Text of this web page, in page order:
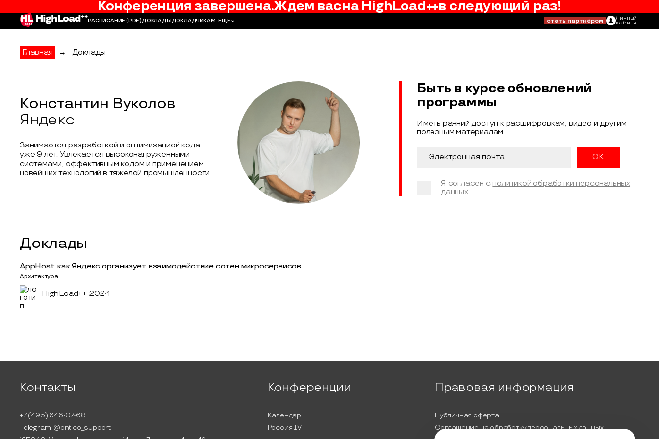
Конференция завершена.Ждем васна HighLoad++в следующий раз!
РАСПИСАНИЕ(PDF)ДОКЛАДЫ ДОКЛАДЧИКАМ ЕЩЁ стать партнёром Личный
кабинет
Главная → Доклады
Константин Вуколов
Яндекс
Занимается разработкой и оптимизацией кода
уже 9 лет. Увлекается высоконагруженными
системами, эффективным кодом и применением
новейших технологий в тяжелой промышленности.
Доклады
AppHost: как Яндекс организует взаимодействие сотен микросервисов
Архитектура
HighLoad++ 2024
Быть в курсе обновлений
программы
Иметь ранний доступ к расшифровкам, видео и другим
полезным материалам.
Я согласен с политикой обработки персональных
данных
Контакты
+7 (495) 646-07-68
Telegram: @ontico_support
Конференции
Календарь
Россия IV
Правовая информация
Публичная оферта
Соглашение на обработку персональных данных